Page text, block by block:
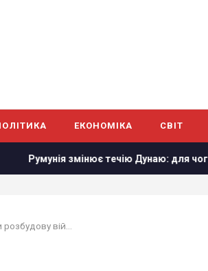
ЕКОНОМІКА СВІТ
змінює течію Дунаю: для чого вона це